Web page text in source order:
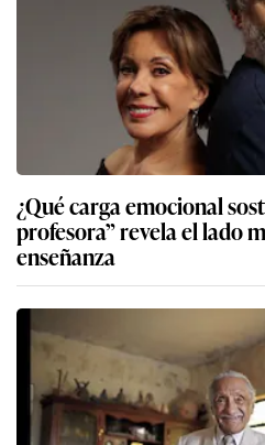
¿Qué carga emocional
profesora” revela el lado
enseñanza